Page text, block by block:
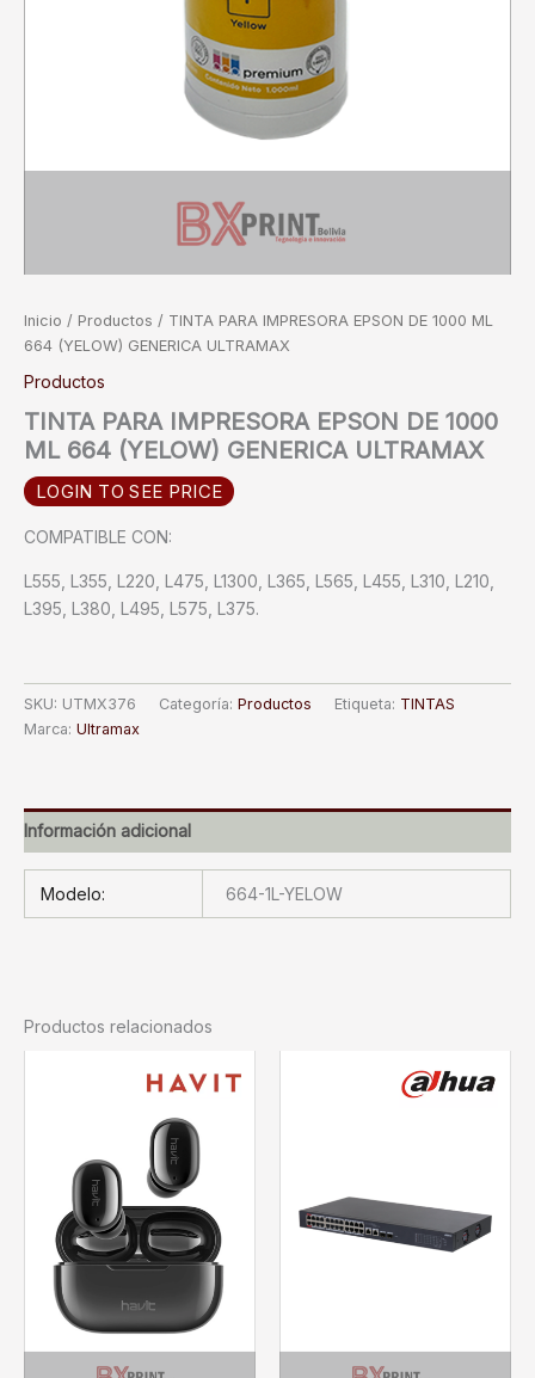
Inicio / Productos / TINTA PARA IMPRESORA EPSON DE 1000 ML
664 (YELOW) GENERICA ULTRAMAX
Productos
TINTA PARA IMPRESORA EPSON DE 1000
ML 664 (YELOW) GENERICA ULTRAMAX
LOGIN TO SEE PRICE
COMPATIBLE CON:
L555, L355, L220, L475, L1300, L365, L565, L455, L310, L210,
L395, L380, L495, L575, L375.
SKU: UTMX376 Categoría: Productos Etiqueta: TINTAS
Marca: Ultramax
Información adicional
Modelo: 664-1L-YELOW
Productos relacionados